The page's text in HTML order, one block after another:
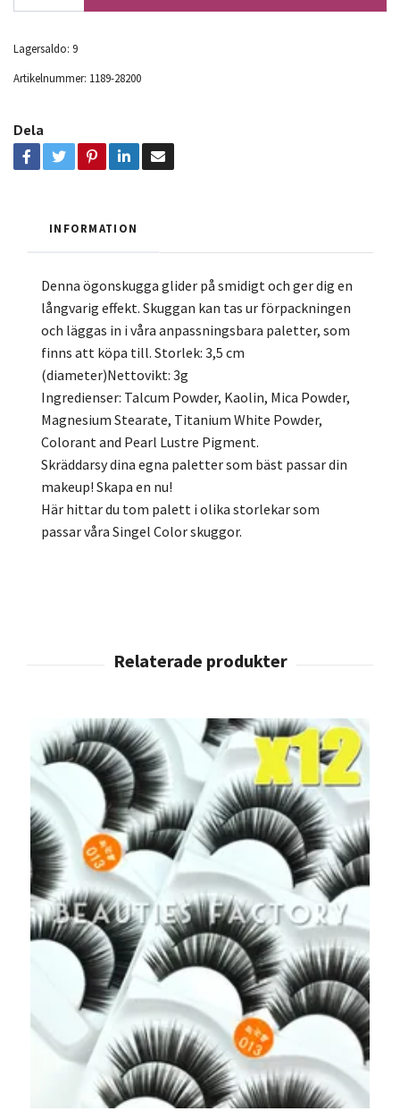
Lagersaldo: 9
Artikelnummer: 1189-28200
Dela
INFORMATION
Denna ögonskugga glider på smidigt och ger dig en
långvarig effekt. Skuggan kan tas ur förpackningen
och läggas in i våra anpassningsbara paletter, som
finns att köpa till. Storlek: 3,5 cm
(diameter)Nettovikt: 3g
Ingredienser: Talcum Powder, Kaolin, Mica Powder,
Magnesium Stearate, Titanium White Powder,
Colorant and Pearl Lustre Pigment.
Skräddarsy dina egna paletter som bäst passar din
makeup! Skapa en nu!
Här hittar du tom palett i olika storlekar som
passar våra Singel Color skuggor.